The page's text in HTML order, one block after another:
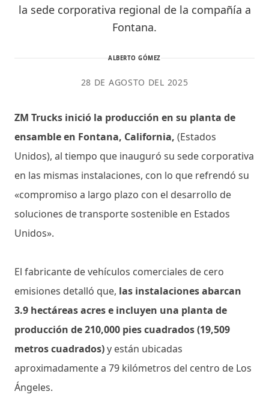
la sede corporativa regional de la compañía a
Fontana.
ALBERTO GÓMEZ
28 DE AGOSTO DEL 2025
ZM Trucks inició la producción en su planta de
ensamble en Fontana, California, (Estados
Unidos), al tiempo que inauguró su sede corporativa
en las mismas instalaciones, con lo que refrendó su
«compromiso a largo plazo con el desarrollo de
soluciones de transporte sostenible en Estados
Unidos».
El fabricante de vehículos comerciales de cero
emisiones detalló que, las instalaciones abarcan
3.9 hectáreas acres e incluyen una planta de
producción de 210,000 pies cuadrados (19,509
metros cuadrados)y están ubicadas
aproximadamente a 79 kilómetros del centro de Los
Ángeles.